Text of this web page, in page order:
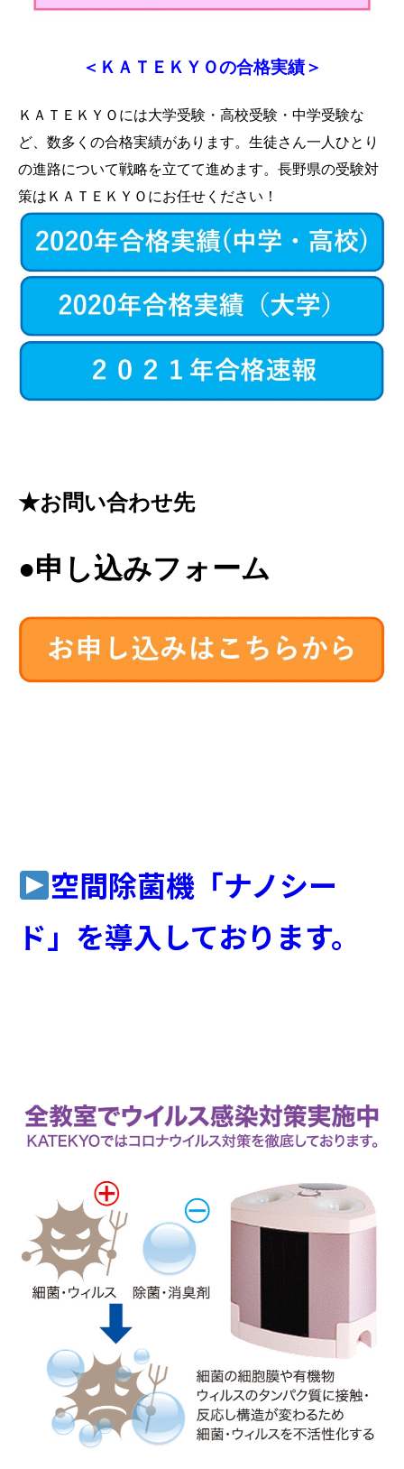
＜ＫＡＴＥＫＹＯの合格実績＞
ＫＡＴＥＫＹＯには大学受験・高校受験・中学受験な
ど、数多くの合格実績があります。生徒さん一人ひとり
の進路について戦略を立てて進めます。長野県の受験対
策はＫＡＴＥＫＹＯにお任せください！
★お問い合わせ先
●申し込みフォーム
空間除菌機「ナノシー
ド」を導入しております。